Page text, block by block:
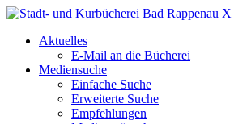
X
Aktuelles
E-Mail an die Bücherei
Mediensuche
Einfache Suche
Erweiterte Suche
Empfehlungen